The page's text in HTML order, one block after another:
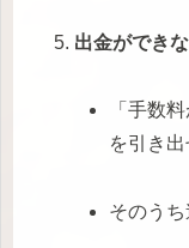
出金ができ
「手数
を引き出
そのうち